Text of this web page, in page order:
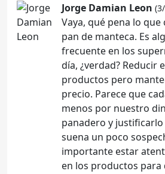
Jorge Damian Leon
Vaya, qué pena lo
pan de manteca. Es
frecuente en los
día, ¿verdad? Reducir
productos pero
precio. Parece que
menos por nuestro
panadero y
suena un poco
importante estar
en los productos